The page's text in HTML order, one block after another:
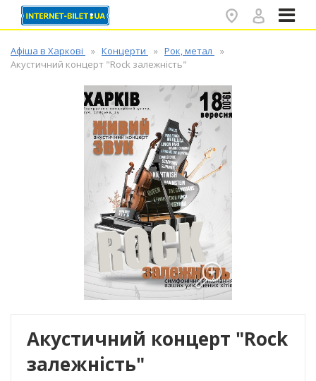
Афіша в Харкові Концерти
Рок, метал
Акустичний концерт "Rock залежність"
Акустичний концерт "Rock
залежність"